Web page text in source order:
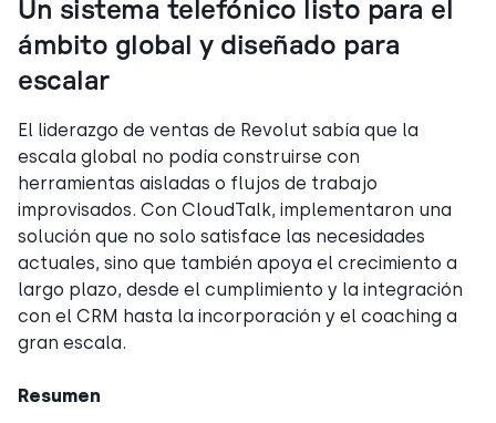
Un sistema telefónico listo para el
ámbito global y diseñado para
escalar
El liderazgo de ventas de Revolut sabía que la
escala global no podía construirse con
herramientas aisladas o flujos de trabajo
improvisados. Con CloudTalk, implementaron una
solución que no solo satisface las necesidades
actuales, sino que también apoya el crecimiento a
largo plazo, desde el cumplimiento y la integración
con el CRM hasta la incorporación y el coaching a
gran escala.
Resumen